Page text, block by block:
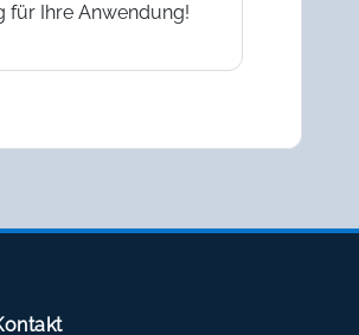
für Ihre Anwendung!